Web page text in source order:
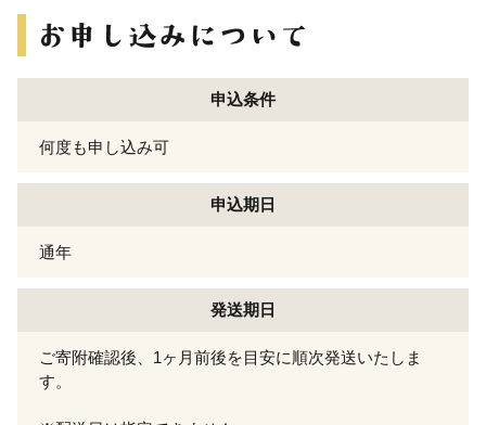
申込条件
何度も申し込み可
申込期日
通年
発送期日
ご寄附確認後、1ヶ月前後を目安に順次発送いたしま
す。